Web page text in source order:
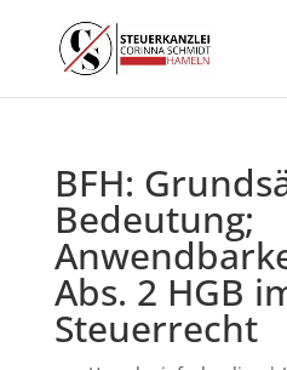
BFH:
Bedeutung;
Abs. 2 HGB
Steuerrecht